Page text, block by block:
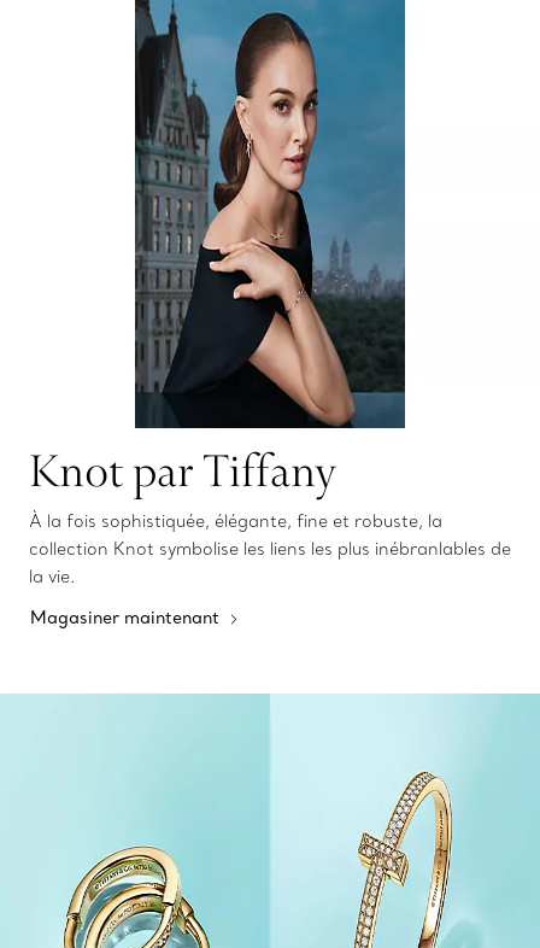
Knot par Tiffany
À la fois sophistiquée, élégante, fine et robuste, la
collection Knot symbolise les liens les plus inébranlables de
la vie.
Magasiner maintenant